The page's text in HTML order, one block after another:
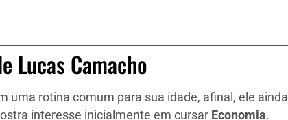
Lucas Camacho
uma rotina comum para sua idade, afinal, ele ainda
interesse inicialmente em cursar Economia.